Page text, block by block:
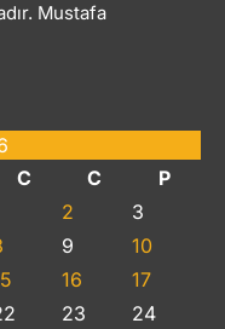
Mustafa
C C
P
2
3
9
10
16
17
23
24